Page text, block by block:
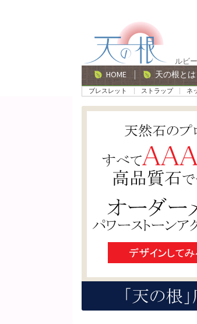
ー
シ
ョ
ン
ン
ツ
へ
ス
ルビ
HOME 天の根とは
ブレスレット ストラップ ネ